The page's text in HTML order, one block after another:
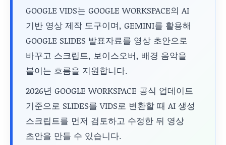
GOOGLE VIDS는 GOOGLE WORKSPACE의 AI
기반 영상 제작 도구이며, GEMINI를 활용해
GOOGLE SLIDES 발표자료를 영상 초안으로
바꾸고 스크립트, 보이스오버, 배경 음악을
붙이는 흐름을 지원합니다.
2026년 GOOGLE WORKSPACE 공식 업데이트
기준으로 SLIDES를 VIDS로 변환할 때 AI 생성
스크립트를 먼저 검토하고 수정한 뒤 영상
초안을 만들 수 있습니다.